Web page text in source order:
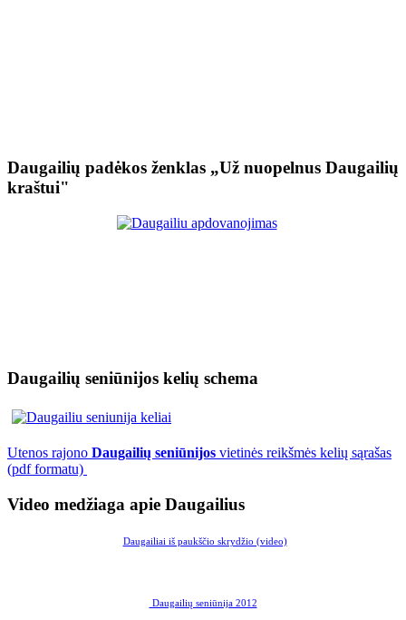
Daugailių padėkos ženklas „Už nuopelnus Daugailių
kraštui"
Daugailių seniūnijos kelių schema
Utenos rajono Daugailių seniūnijos vietinės reikšmės kelių sąrašas
(pdf formatu)
Video medžiaga apie Daugailius
Daugailiai iš paukščio skrydžio (video)
Daugailių seniūnija 2012